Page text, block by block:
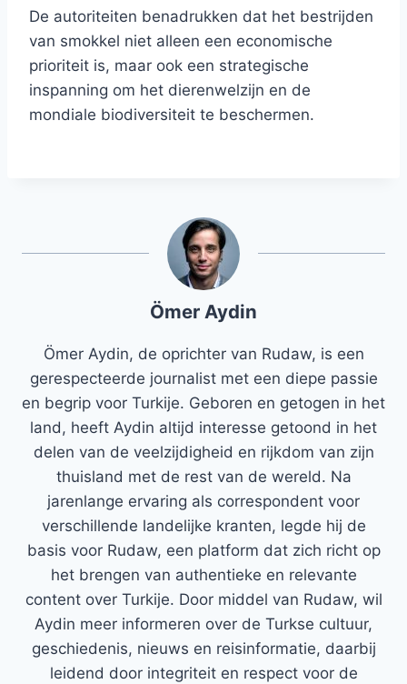
De autoriteiten benadrukken dat het bestrijden
van smokkel niet alleen een economische
prioriteit is, maar ook een strategische
inspanning om het dierenwelzijn en de
mondiale biodiversiteit te beschermen.
Ömer Aydin
Ömer Aydin, de oprichter van Rudaw, is een
gerespecteerde journalist met een diepe passie
en begrip voor Turkije. Geboren en getogen in het
land, heeft Aydin altijd interesse getoond in het
delen van de veelzijdigheid en rijkdom van zijn
thuisland met de rest van de wereld. Na
jarenlange ervaring als correspondent voor
verschillende landelijke kranten, legde hij de
basis voor Rudaw, een platform dat zich richt op
het brengen van authentieke en relevante
content over Turkije. Door middel van Rudaw, wil
Aydin meer informeren over de Turkse cultuur,
geschiedenis, nieuws en reisinformatie, daarbij
leidend door integriteit en respect voor de